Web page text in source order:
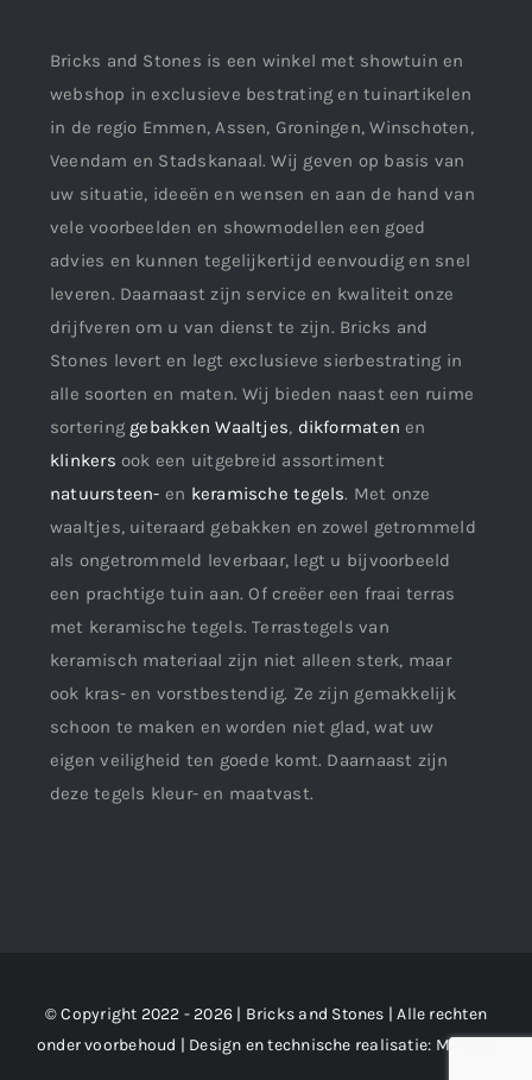
Bricks and Stones is een winkel met showtuin en
webshop in exclusieve bestrating en tuinartikelen
in de regio Emmen, Assen, Groningen, Winschoten,
Veendam en Stadskanaal. Wij geven op basis van
uw situatie, ideeën en wensen en aan de hand van
vele voorbeelden en showmodellen een goed
advies en kunnen tegelijkertijd eenvoudig en snel
leveren. Daarnaast zijn service en kwaliteit onze
drijfveren om u van dienst te zijn. Bricks and
Stones levert en legt exclusieve sierbestrating in
alle soorten en maten. Wij bieden naast een ruime
sortering gebakken Waaltjes, dikformaten en
klinkers ook een uitgebreid assortiment
natuursteen- en keramische tegels. Met onze
waaltjes, uiteraard gebakken en zowel getrommeld
als ongetrommeld leverbaar, legt u bijvoorbeeld
een prachtige tuin aan. Of creëer een fraai terras
met keramische tegels. Terrastegels van
keramisch materiaal zijn niet alleen sterk, maar
ook kras- en vorstbestendig. Ze zijn gemakkelijk
schoon te maken en worden niet glad, wat uw
eigen veiligheid ten goede komt. Daarnaast zijn
deze tegels kleur- en maatvast.
© Copyright 2022 - 2026 | Bricks and Stones | Alle rechten
onder voorbehoud | Design en technische realisatie: M2 !dee